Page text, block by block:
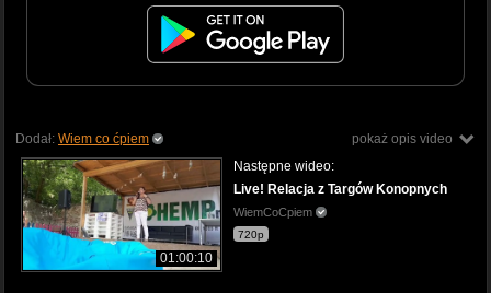
pokaż opis video
Dodał: Wiem co ćpiem
01:00:10
Następne wideo:
Live! Relacja z Targów Konopnych
WiemCoCpiem
720p